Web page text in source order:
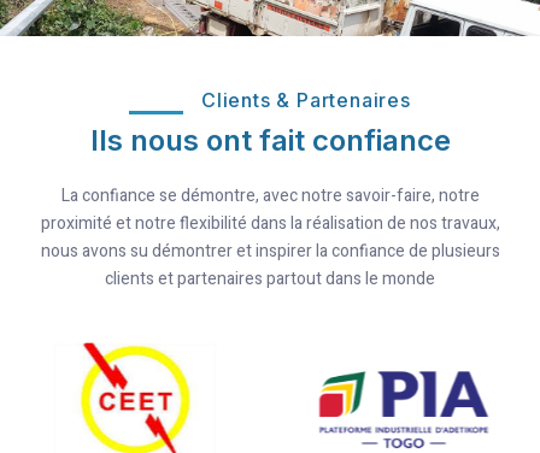
Clients & Partenaires
Ils nous ont fait confiance
La confiance se démontre, avec notre savoir-faire, notre
proximité et notre flexibilité dans la réalisation de nos travaux,
nous avons su démontrer et inspirer la confiance de plusieurs
clients et partenaires partout dans le monde